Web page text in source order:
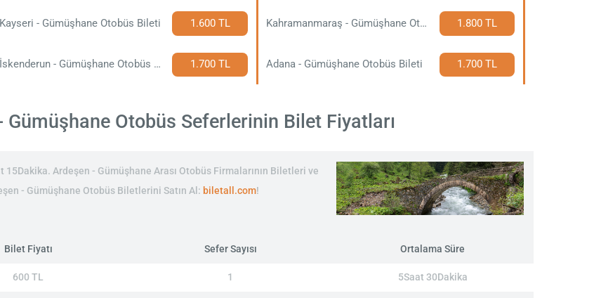
Kayseri - Gümüşhane Otobüs Bileti 1.600 TL Kahramanmaraş - Gümüşhane Otobüs Bileti 1.800 TL
İskenderun - Gümüşhane Otobüs Bileti 1.700 TL Adana - Gümüşhane Otobüs Bileti 1.700 TL
Gümüşhane Otobüs Seferlerinin Bilet Fiyatları
Ardeşen - Gümüşhane Arası Otobüs Firmalarının Biletleri ve
- Gümüşhane Otobüs Biletlerini Satın Al: biletall.com!
Bilet Fiyatı Sefer Sayısı Ortalama Süre
600 TL 1 5Saat 30Dakika